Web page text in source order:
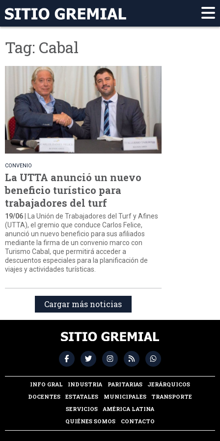
Tag: Cabal
CONVENIO
La UTTA anunció un nuevo
beneficio turístico para
trabajadores del turf
19/06 | La Unión de Trabajadores del Turf y Afines
(UTTA), el gremio que conduce Carlos Felice,
anunció un nuevo beneficio para sus afiliados
mediante la firma de un convenio marco con
Turismo Cabal, que permitirá acceder a
descuentos especiales para la planificación de
viajes y actividades turísticas.
Cargar más noticias
INFO GRAL INDUSTRIA PARITARIAS
JERÁRQUICOS
DOCENTES
ESTATALES MUNICIPALES
TRANSPORTE
SERVICIOS
AMÉRICA LATINA
QUIÉNES SOMOS
CONTACTO